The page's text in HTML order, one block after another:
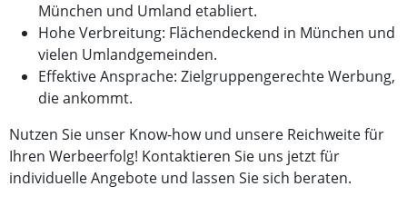
München und Umland etabliert.
Hohe Verbreitung: Flächendeckend in München und
vielen Umlandgemeinden.
Effektive Ansprache: Zielgruppengerechte Werbung,
die ankommt.
Nutzen Sie unser Know-how und unsere Reichweite für
Ihren Werbeerfolg! Kontaktieren Sie uns jetzt für
individuelle Angebote und lassen Sie sich beraten.